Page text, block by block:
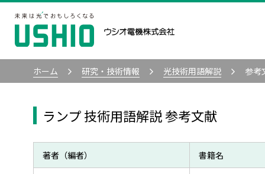
ホーム 研究・技術情報 光技術用語解説 参考
ランプ 技術用語解説 参考文献
著者（編者） 書籍名